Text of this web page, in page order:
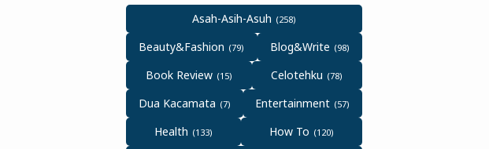
Asah-Asih-Asuh
Beauty&Fashion
Blog&Write
Book Review
Celotehku
Dua Kacamata
Entertainment
Health
How To